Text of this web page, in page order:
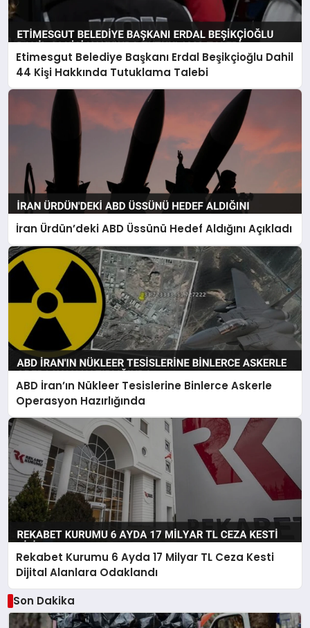
Etimesgut Belediye Başkanı Erdal Beşikçioğlu Dahil
44 Kişi Hakkında Tutuklama Talebi
İran Ürdün’deki ABD Üssünü Hedef Aldığını Açıkladı
ABD İran’ın Nükleer Tesislerine Binlerce Askerle
Operasyon Hazırlığında
Rekabet Kurumu 6 Ayda 17 Milyar TL Ceza Kesti
Dijital Alanlara Odaklandı
Son Dakika